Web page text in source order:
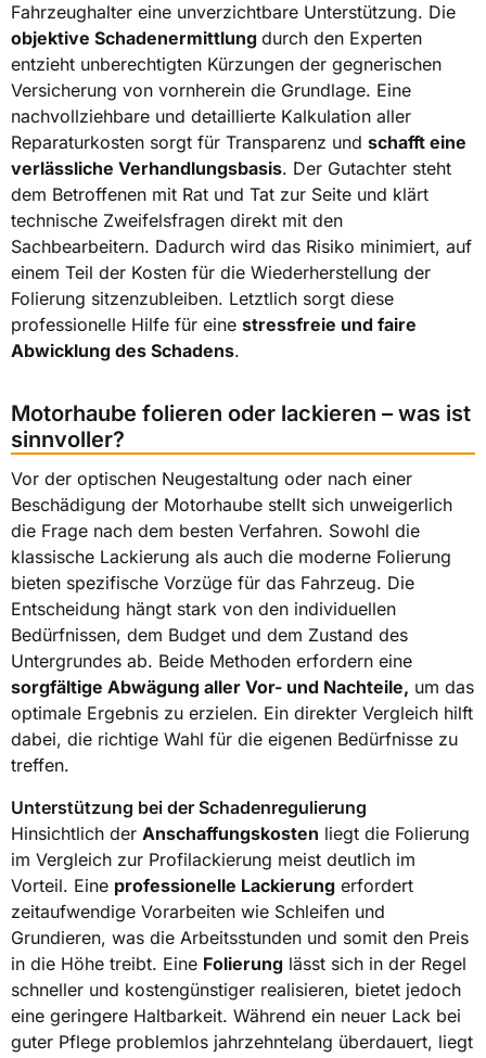
Fahrzeughalter eine unverzichtbare Unterstützung. Die
objektive Schadenermittlung durch den Experten
entzieht unberechtigten Kürzungen der gegnerischen
Versicherung von vornherein die Grundlage. Eine
nachvollziehbare und detaillierte Kalkulation aller
Reparaturkosten sorgt für Transparenz und schafft eine
verlässliche Verhandlungsbasis. Der Gutachter steht
dem Betroffenen mit Rat und Tat zur Seite und klärt
technische Zweifelsfragen direkt mit den
Sachbearbeitern. Dadurch wird das Risiko minimiert, auf
einem Teil der Kosten für die Wiederherstellung der
Folierung sitzenzubleiben. Letztlich sorgt diese
professionelle Hilfe für eine stressfreie und faire
Abwicklung des Schadens.
Motorhaube folieren oder lackieren – was ist
sinnvoller?
Vor der optischen Neugestaltung oder nach einer
Beschädigung der Motorhaube stellt sich unweigerlich
die Frage nach dem besten Verfahren. Sowohl die
klassische Lackierung als auch die moderne Folierung
bieten spezifische Vorzüge für das Fahrzeug. Die
Entscheidung hängt stark von den individuellen
Bedürfnissen, dem Budget und dem Zustand des
Untergrundes ab. Beide Methoden erfordern eine
sorgfältige Abwägung aller Vor- und Nachteile, um das
optimale Ergebnis zu erzielen. Ein direkter Vergleich hilft
dabei, die richtige Wahl für die eigenen Bedürfnisse zu
treffen.
Unterstützung bei der Schadenregulierung
Hinsichtlich der Anschaffungskosten liegt die Folierung
im Vergleich zur Profilackierung meist deutlich im
Vorteil. Eine professionelle Lackierung erfordert
zeitaufwendige Vorarbeiten wie Schleifen und
Grundieren, was die Arbeitsstunden und somit den Preis
in die Höhe treibt. Eine Folierung lässt sich in der Regel
schneller und kostengünstiger realisieren, bietet jedoch
eine geringere Haltbarkeit. Während ein neuer Lack bei
guter Pflege problemlos jahrzehntelang überdauert, liegt